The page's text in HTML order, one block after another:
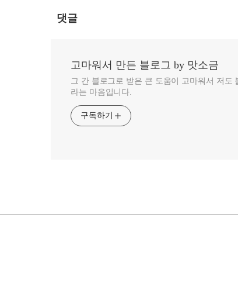
댓글
고마워서 만든 블로그 by 맛소금
그 간 블로그로 받은 큰 도움이 고마워서 저도
라는 마음입니다.
구독하기